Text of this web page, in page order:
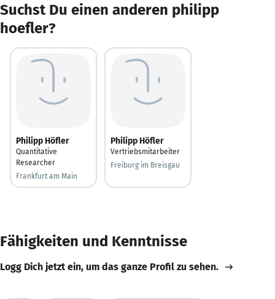
Suchst Du einen anderen philipp
hoefler?
Philipp Höfler
Quantitative
Researcher
Frankfurt am Main
Philipp Höfler
Vertriebsmitarbeiter
Freiburg im Breisgau
Fähigkeiten und Kenntnisse
Logg Dich jetzt ein, um das ganze Profil zu sehen.